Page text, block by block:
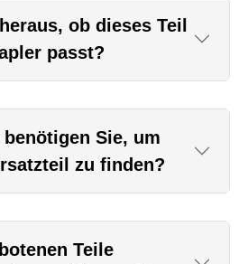
ob dieses Teil
passt?
Sie, um
zu finden?
Teile